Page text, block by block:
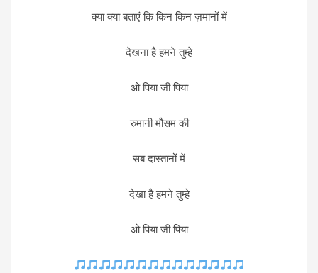
क्या क्या बताएं कि किन किन ज़मानों में
देखना है हमने तुम्हे
ओ पिया जी पिया
रुमानी मौसम की
सब दास्तानों में
देखा है हमने तुम्हे
ओ पिया जी पिया